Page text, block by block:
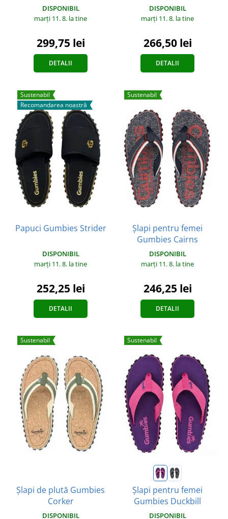
DISPONIBIL
marți 11. 8. la tine
299,75 lei
DETALII
DISPONIBIL
marți 11. 8. la tine
266,50 lei
DETALII
Sustenabil
Recomandarea noastră
Papuci Gumbies Strider
DISPONIBIL
marți 11. 8. la tine
252,25 lei
DETALII
Sustenabil
Șlapi pentru femei
Gumbies Cairns
DISPONIBIL
marți 11. 8. la tine
246,25 lei
DETALII
Sustenabil
Șlapi de plută Gumbies
Corker
DISPONIBIL
Sustenabil
Șlapi pentru femei
Gumbies Duckbill
DISPONIBIL